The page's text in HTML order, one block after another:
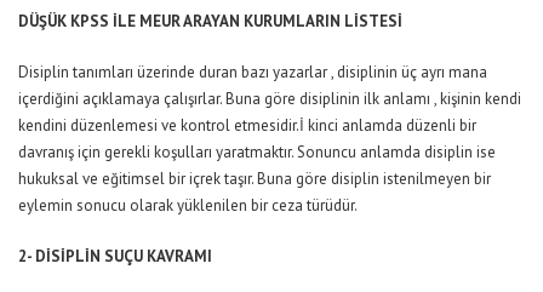
DÜŞÜK KPSS İLE MEUR ARAYAN KURUMLARIN LİSTESİ
Disiplin tanımları üzerinde duran bazı yazarlar , disiplinin üç ayrı mana
içerdiğini açıklamaya çalışırlar. Buna göre disiplinin ilk anlamı , kişinin kendi
kendini düzenlemesi ve kontrol etmesidir.İ kinci anlamda düzenli bir
davranış için gerekli koşulları yaratmaktır. Sonuncu anlamda disiplin ise
hukuksal ve eğitimsel bir içrek taşır. Buna göre disiplin istenilmeyen bir
eylemin sonucu olarak yüklenilen bir ceza türüdür.
2- DİSİPLİN SUÇU KAVRAMI